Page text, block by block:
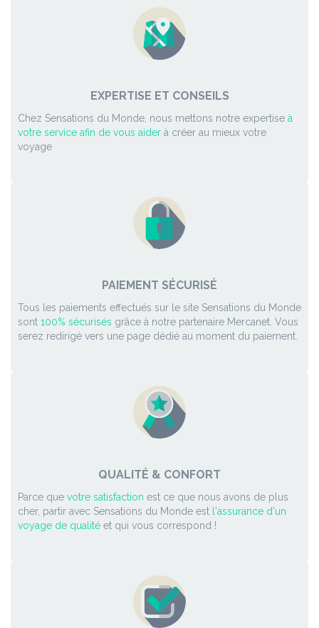
EXPERTISE ET CONSEILS
Chez Sensations du Monde, nous mettons notre expertise à
votre service afin de vous aider à créer au mieux votre
voyage
PAIEMENT SÉCURISÉ
Tous les paiements effectués sur le site Sensations du Monde
sont 100% sécurisés grâce à notre partenaire Mercanet. Vous
serez redirigé vers une page dédié au moment du paiement.
QUALITÉ & CONFORT
Parce que votre satisfaction est ce que nous avons de plus
cher, partir avec Sensations du Monde est l'assurance d'un
voyage de qualité et qui vous correspond !